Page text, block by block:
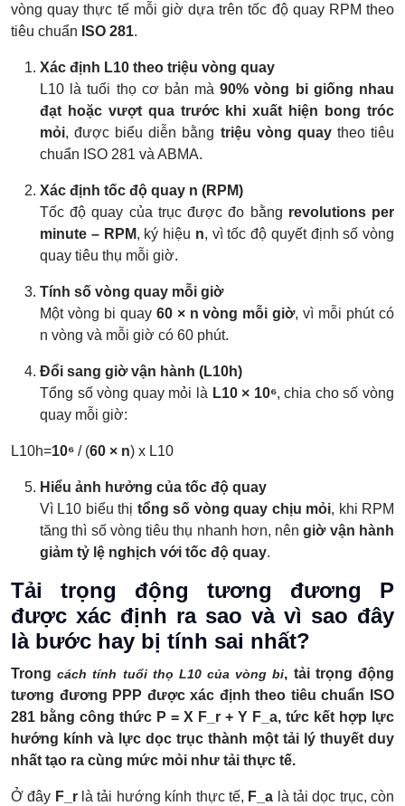
vòng quay thực tế mỗi giờ dựa trên tốc độ quay RPM theo
tiêu chuẩn ISO 281.
Xác định L10 theo triệu vòng quay
L10 là tuổi thọ cơ bản mà90% vòng bi giống nhau
đạt hoặc vượt qua trước khi xuất hiện bong tróc
mỏi, được biểu diễn bằng triệu vòng quaytheo tiêu
chuẩn ISO 281 và ABMA.
Xác định tốc độ quay n (RPM)
Tốc độ quay của trục được đo bằng revolutions per
minute – RPM, ký hiệu n, vì tốc độ quyết định số vòng
quay tiêu thụ mỗi giờ.
Tính số vòng quay mỗi giờ
Một vòng bi quay 60 × n vòng mỗi giờ, vì mỗi phút có
n vòng và mỗi giờ có 60 phút.
Đổi sang giờ vận hành (L10h)
Tổng số vòng quay mỏi là L10 × 10⁶, chia cho số vòng
quay mỗi giờ:
L10h=10⁶ / (60 × n) x L10​
Hiểu ảnh hưởng của tốc độ quay
Vì L10 biểu thị tổng số vòng quay chịu mỏi, khi RPM
tăng thì số vòng tiêu thụ nhanh hơn, nêngiờ vận hành
giảm tỷ lệ nghịch với tốc độ quay.
Tải trọng động tương đương P
được xác định ra sao và vì sao đây
là bước hay bị tính sai nhất?
Trongcách tính tuổi thọ L10 của vòng bi, tải trọng động
tương đương PPP được xác định theo tiêu chuẩn ISO
281 bằng công thức P = X F_r + Y F_a​, tức kết hợp lực
hướng kính và lực dọc trục thành một tải lý thuyết duy
nhất tạo ra cùng mức mỏi như tải thực tế.
Ở đây F_rlà tải hướng kính thực tế, F_a là tải dọc trục, còn